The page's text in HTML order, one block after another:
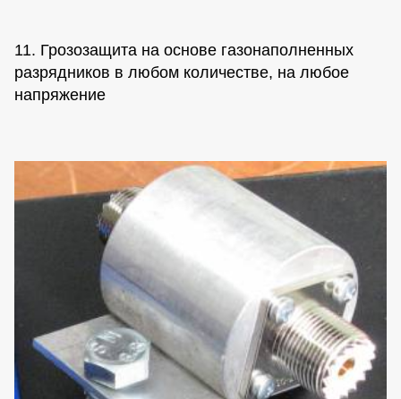
11. Грозозащита на основе газонаполненных
разрядников в любом количестве, на любое
напряжение